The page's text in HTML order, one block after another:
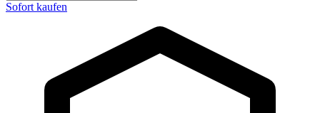
Sofort kaufen